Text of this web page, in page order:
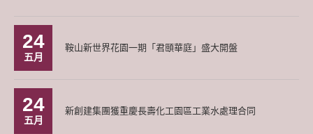
24
五月
鞍山新世界花園一期「君頤華庭」盛大開盤
24
五月
新創建集團獲重慶長壽化工園區工業水處理合同